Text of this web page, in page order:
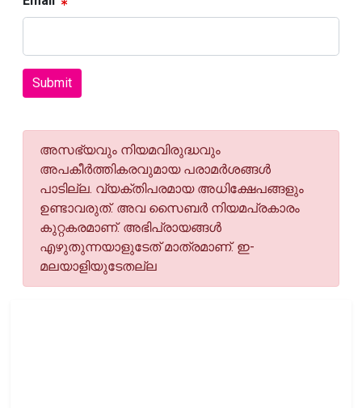
Submit
അസഭ്യവും നിയമവിരുദ്ധവും
അപകീര്‍ത്തികരവുമായ പരാമര്‍ശങ്ങള്‍
പാടില്ല. വ്യക്തിപരമായ അധിക്ഷേപങ്ങളും
ഉണ്ടാവരുത്. അവ സൈബര്‍ നിയമപ്രകാരം
കുറ്റകരമാണ്. അഭിപ്രായങ്ങള്‍
എഴുതുന്നയാളുടേത് മാത്രമാണ്. ഇ-
മലയാളിയുടേതല്ല